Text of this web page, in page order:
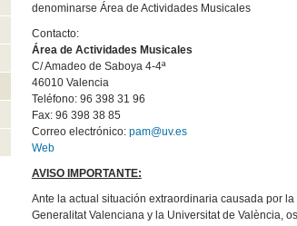
denominarse Área de Actividades Musicales
Contacto:
Área de Actividades Musicales
C/ Amadeo de Saboya 4-4ª
46010 Valencia
Teléfono: 96 398 31 96
Fax: 96 398 38 85
Correo electrónico: pam@uv.es
Web
AVISO IMPORTANTE:
Ante la actual situación extraordinaria causada por
Generalitat Valenciana y la Universitat de València,